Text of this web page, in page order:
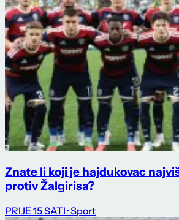
Znate li koji je hajdukovac
protiv Žalgirisa?
PRIJE 15 SATI · Sport